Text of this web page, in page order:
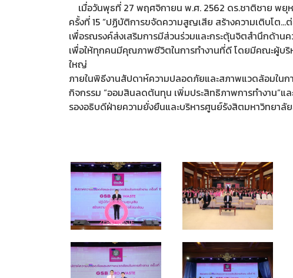
เมื่อวันพุธที่ 27 พฤศจิกายน พ.ศ. 2562 ดร.ชาติชาย พยุ
ครั้งที่ 15 “ปฏิบัติการขจัดความสูญเสีย สร้างความเติบโต…
เพื่อรณรงค์ส่งเสริมการมีส่วนร่วมและกระตุ้นจิตสำนึกด้าน
เพื่อให้ทุกคนมีคุณภาพชีวิตในการทำงานที่ดี โดยมีคณะผู้บริ
ใหญ่
ภายในพิธีงานสัปดาห์ความปลอดภัยและสภาพแวดล้อมในก
กิจกรรม “ออมสินลดต้นทุน เพิ่มประสิทธิภาพการทำงาน”
รองอธิบดีฝ่ายความยั่งยืนและบริหารศูนย์รังสิตมหาวิทยาลั